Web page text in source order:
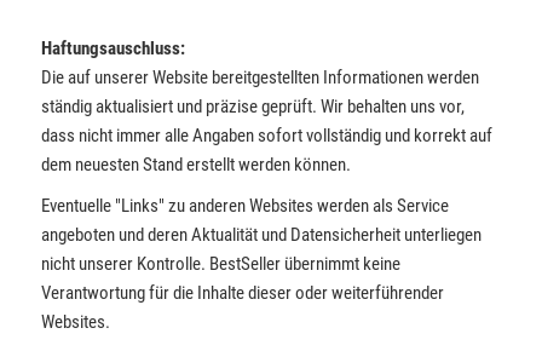
Haftungsauschluss:
Die auf unserer Website bereitgestellten Informationen werden
ständig aktualisiert und präzise geprüft. Wir behalten uns vor,
dass nicht immer alle Angaben sofort vollständig und korrekt auf
dem neuesten Stand erstellt werden können.
Eventuelle "Links" zu anderen Websites werden als Service
angeboten und deren Aktualität und Datensicherheit unterliegen
nicht unserer Kontrolle. BestSeller übernimmt keine
Verantwortung für die Inhalte dieser oder weiterführender
Websites.